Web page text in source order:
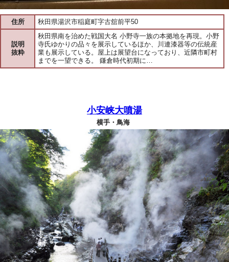
住所 秋田県湯沢市稲庭町字古舘前平50
説明
抜粋
秋田県南を治めた戦国大名 小野寺一族の本拠地を再現。小野
寺氏ゆかりの品々を展示しているほか、川連漆器等の伝統産
業も展示している。屋上は展望台になっており、近隣市町村
までを一望できる。 鎌倉時代初期に…
小安峡大噴湯
横手・鳥海